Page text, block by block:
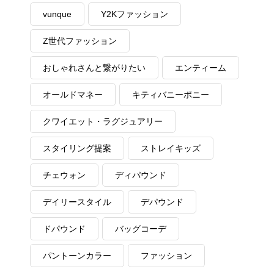
vunque Y2Kファッション
Z世代ファッション
おしゃれさんと繋がりたい エンティーム
オールドマネー キティバニーポニー
クワイエット・ラグジュアリー
スタイリング提案 ストレイキッズ
チェウォン ディパウンド
デイリースタイル デパウンド
ドパウンド バッグコーデ
パントーンカラー ファッション